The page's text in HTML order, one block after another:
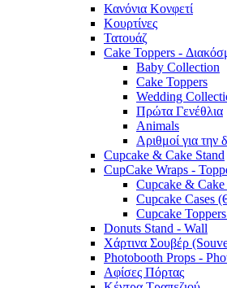
Κανόνια Κονφετί
Κουρτίνες
Τατουάζ
Cake Toppers -
Baby Collection
Cake Toppers
Wedding
Πρώτα Γενέθλια
Animals
Αριθμοί για την
Cupcake & Cake Stand
CupCake Wraps -
Cupcake & Cake
Cupcake Cases
Cupcake
Donuts Stand - Wall
Χάρτινα Σουβέρ
Photobooth Props -
Αφίσες Πόρτας